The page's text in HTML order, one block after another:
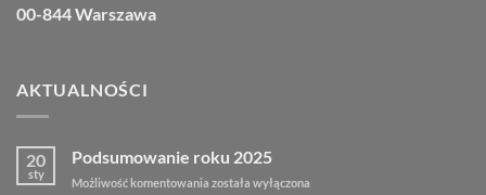
00-844 Warszawa
AKTUALNOŚCI
20
sty
Podsumowanie roku 2025
Możliwość komentowania Podsumowanie
została wyłączona